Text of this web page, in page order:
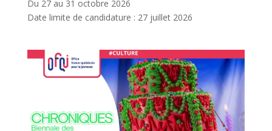
Du 27 au 31 octobre 2026
Date limite de candidature : 27 juillet 2026